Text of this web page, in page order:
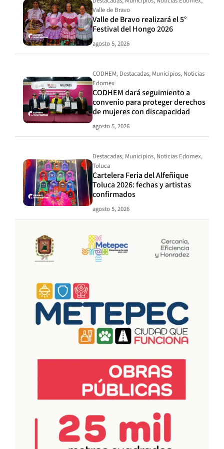
Valle de Bravo
Valle de Bravo realizará el 5°
Festival del Hongo 2026
agosto 5, 2026
CODHEM, Destacadas, Municipios, Noticias
Edomex
CODHEM dará seguimiento a
convenio para proteger derechos
de mujeres con discapacidad
agosto 5, 2026
Destacadas, Municipios, Noticias Edomex,
Toluca
Cartelera Feria del Alfeñique
Toluca 2026: fechas y artistas
confirmados
agosto 5, 2026